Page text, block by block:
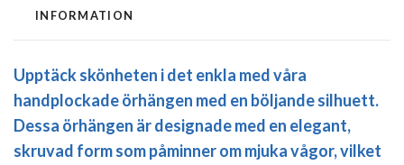
INFORMATION
Upptäck skönheten i det enkla med våra
handplockade örhängen med en böljande silhuett.
Dessa örhängen är designade med en elegant,
skruvad form som påminner om mjuka vågor, vilket